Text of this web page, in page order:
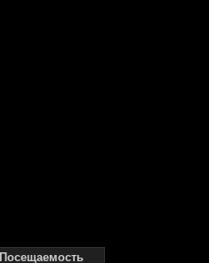
Посещаемость